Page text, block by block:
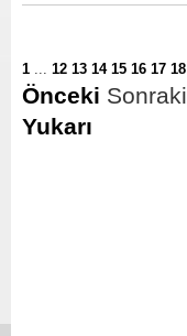
1 ... 12 13 14 15 16 17 18
Önceki Sonraki
Yukarı